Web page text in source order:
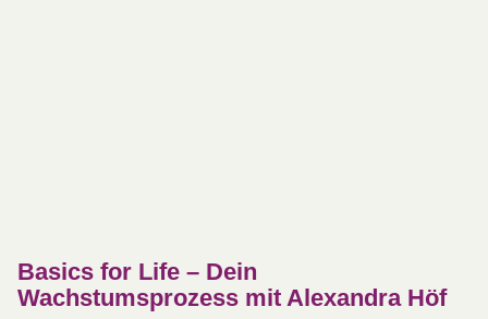
Basics for Life – Dein
Wachstumsprozess mit Alexandra Höf